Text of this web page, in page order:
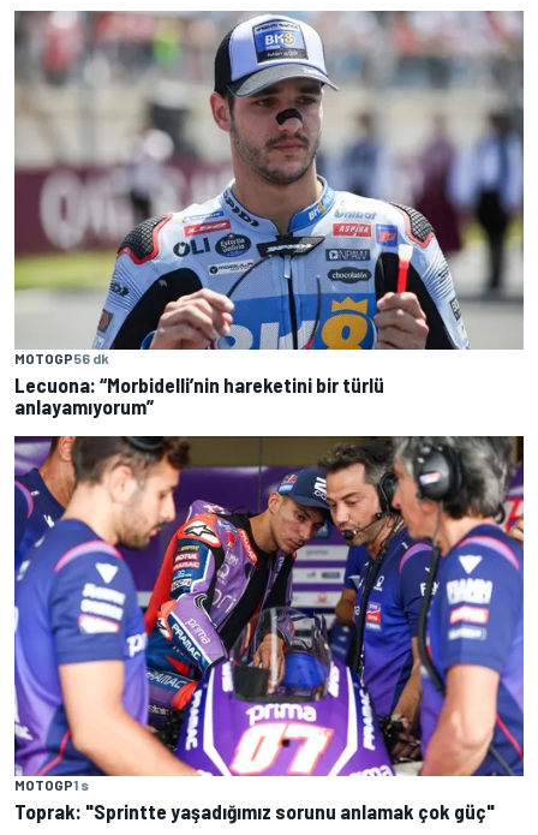
MOTOGP56 dk
Lecuona: “Morbidelli’nin hareketini bir türlü
anlayamıyorum”
MOTOGP1 s
Toprak: "Sprintte yaşadığımız sorunu anlamak çok güç"